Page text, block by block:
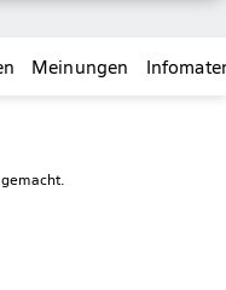
Meinungen